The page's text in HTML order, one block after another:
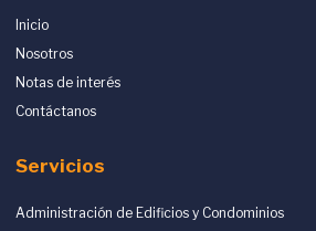
Inicio
Nosotros
Notas de interés
Contáctanos
Servicios
Administración de Edificios y Condominios